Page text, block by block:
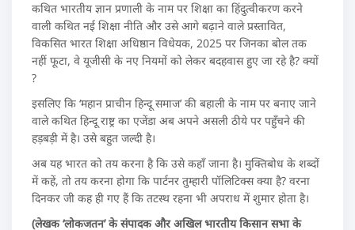
कथित भारतीय ज्ञान प्रणाली के नाम पर शिक्षा का हिंदुत्वीकरण करने
वाली कथित नई शिक्षा नीति और उसे आगे बढ़ाने वाले प्रस्तावित,
विकसित भारत शिक्षा अधिष्ठान विधेयक, 2025 पर जिनका बोल तक
नहीं फूटा, वे यूजीसी के नए नियमों को लेकर बदहवास हुए जा रहे है? क्यों
?
इसलिए कि ‘महान प्राचीन हिन्दू समाज’ की बहाली के नाम पर बनाए जाने
वाले कथित हिन्दू राष्ट्र का एजेंडा अब अपने असली ठीये पर पहुँचने की
हड़बड़ी में है। उसे बहुत जल्दी है।
अब यह भारत को तय करना है कि उसे कहाँ जाना है। मुक्तिबोध के शब्दों
में कहें, तो तय करना होगा कि पार्टनर तुम्हारी पॉलिटिक्स क्या है? वरना
दिनकर जी कह ही गए हैं कि तटस्थ रहना भी अपराध में शुमार होता है।
(लेखक ‘लोकजतन’ के संपादक और अखिल भारतीय किसान सभा के